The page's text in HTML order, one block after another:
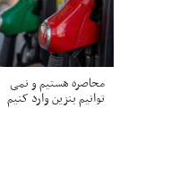
محاصره هستیم و نمی
توانیم بنزین وارد کنیم